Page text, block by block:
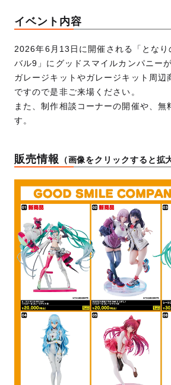
イベント内容
2026年6月13日に開催される「となり
バル9」にグッドスマイルカンパニー
ガレージキットやガレージキット周辺
ですので是非ご来場ください。
また、制作相談コーナーの開催や、無
す。
販売情報 （画像をクリックすると拡